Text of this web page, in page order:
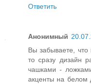
Ответить
Анонимный
Вы забываете, что
то сразу дизайн
чашками -
акценты на белом